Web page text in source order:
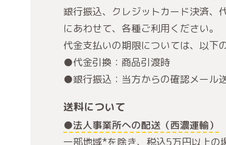
銀行振込、クレジットカード決済、
にあわせて、各種ご利用ください。
代金支払いの期限については、以下
●代金引換：商品引渡時
●銀行振込：当方からの確認メール
送料について
●法人事業所への配送（西濃運輸）
一部地域*を除き、税込5万円以上の